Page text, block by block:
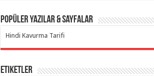
Popüler Yazılar & Sayfalar
Hindi Kavurma Tarifi
Etiketler